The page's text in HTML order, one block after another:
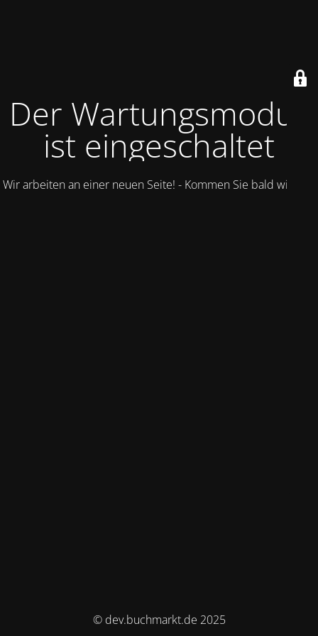
Der Wartungsmodus
ist eingeschaltet
Wir arbeiten an einer neuen Seite! - Kommen Sie bald wieder.
© dev.buchmarkt.de 2025